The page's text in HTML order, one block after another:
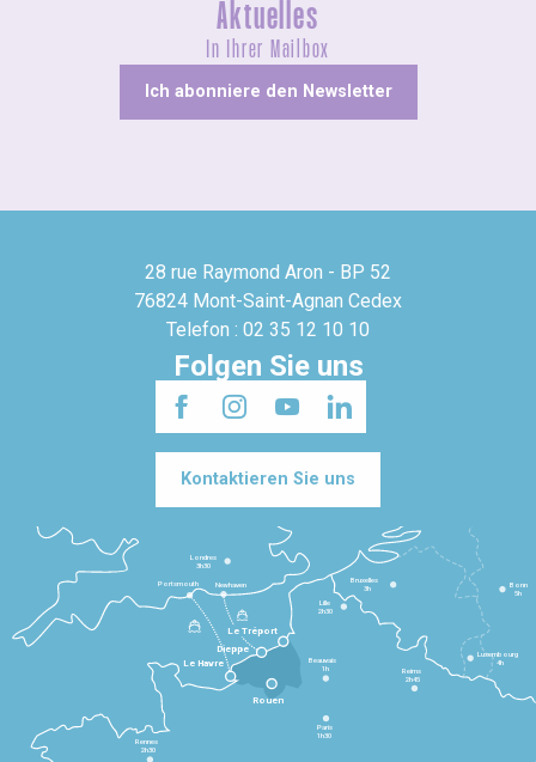
Aktuelles
In Ihrer Mailbox
Ich abonniere den Newsletter
28 rue Raymond Aron - BP 52
76824 Mont-Saint-Agnan Cedex
Telefon : 02 35 12 10 10
Folgen Sie uns
Kontaktieren Sie uns
Le Havre
Dieppe
Le Tréport
Rennes
2h30
Paris
1h30
Beauvais
1h
Reims
2h45
Lille
2h30
Bruxelles
3h
Londres
3h30
Newhaven
Portsmouth
Bonn
5h
Luxembourg
4h
Rouen